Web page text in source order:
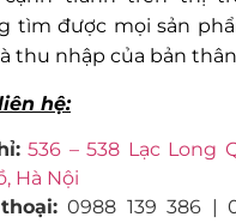
tìm được mọi sản
thu nhập của bản
hệ:
536 – 538 Lạc Long
Hà Nội
0988 139 386 |